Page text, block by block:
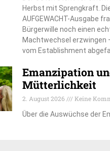
Herbst mit Sprengkraft.
AUFGEWACHT-Ausgabe
Bürgerwille noch einen
Machtwechsel erzwingen
vom Establishment
Emanzipation
Mütterlichkeit
2. August 2026
Keine
Über die Auswüchse der